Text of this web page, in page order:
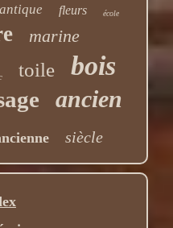
antique fleurs école
marine
toile bois
ancien
siècle